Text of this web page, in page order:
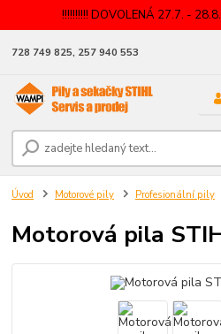
!!!!!!!!!! DOVOLENÁ 27.7. -
728 749 825, 257 940 553
Úvod Motorové pily Profesionální pily
Motorová pila